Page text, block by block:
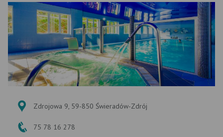
Zdrojowa 9, 59-850 Świeradów-Zdrój
75 78 16 278